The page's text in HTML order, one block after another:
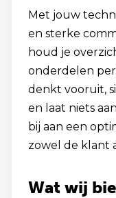
Met jouw
en sterke
houd je
onderdelen
denkt vooruit,
en laat niets
bij aan een
zowel de klant
Wat wij